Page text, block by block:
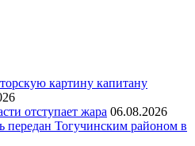
картину капитану
отступает жара 06.08.2026
передан Тогучинским районом в